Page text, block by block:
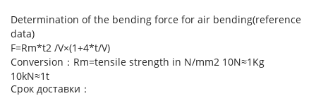
Determination of the bending force for air bending(reference
data)
F=Rm*t2 /V×(1+4*t/V)
Conversion：Rm=tensile strength in N/mm2 10N≈1Kg
10kN≈1t
Cрок доставки：